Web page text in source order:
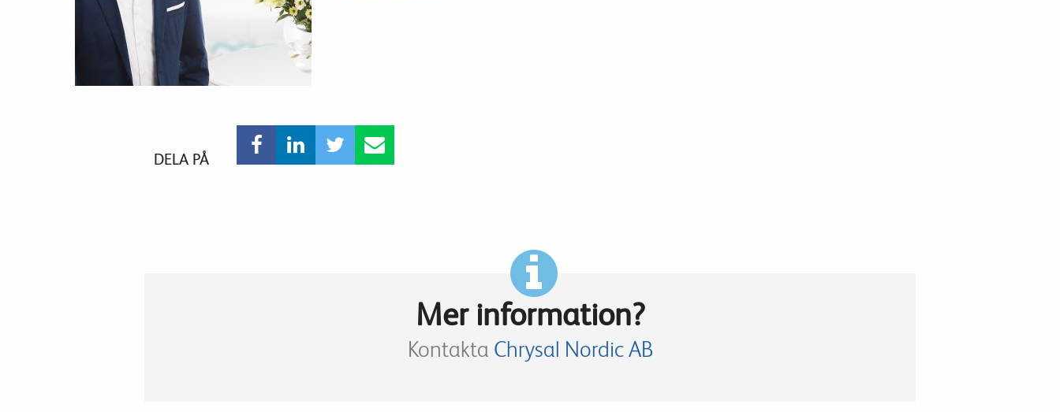
DELA PÅ
Mer information?
Kontakta Chrysal Nordic AB